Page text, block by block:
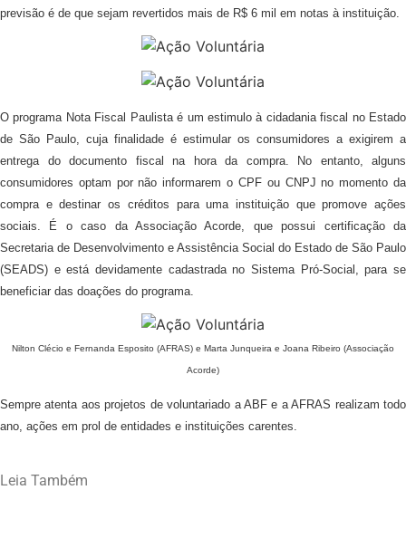
previsão é de que sejam revertidos mais de R$ 6 mil em notas à instituição.
O programa Nota Fiscal Paulista é um estimulo à cidadania fiscal no Estado
de São Paulo, cuja finalidade é estimular os consumidores a exigirem a
entrega do documento fiscal na hora da compra. No entanto, alguns
consumidores optam por não informarem o CPF ou CNPJ no momento da
compra e destinar os créditos para uma instituição que promove ações
sociais. É o caso da Associação Acorde, que possui certificação da
Secretaria de Desenvolvimento e Assistência Social do Estado de São Paulo
(SEADS) e está devidamente cadastrada no Sistema Pró-Social, para se
beneficiar das doações do programa.
Nilton Clécio e Fernanda Esposito (AFRAS) e Marta Junqueira e Joana Ribeiro (Associação
Acorde)
Sempre atenta aos projetos de voluntariado a ABF e a AFRAS realizam todo
ano, ações em prol de entidades e instituições carentes.
Leia Também